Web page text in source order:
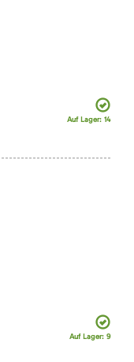
Auf Lager: 14
Auf Lager: 9